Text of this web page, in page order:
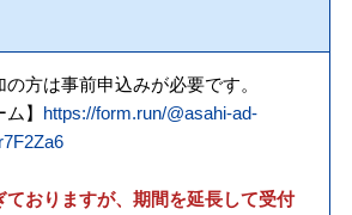
方は事前申込みが必要です。
】
https://form.run/@asahi-ad-
おりますが、期間を延長して受付